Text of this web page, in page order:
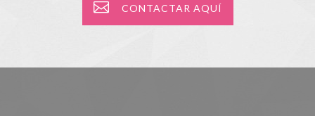
CONTACTAR AQUÍ